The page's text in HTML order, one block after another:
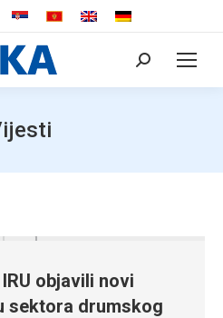
Search:
objavili novi
sektora drumskog